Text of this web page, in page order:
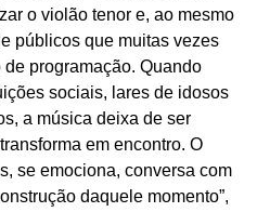
o violão tenor e, ao mesmo
públicos que muitas vezes
programação. Quando
sociais, lares de idosos
a música deixa de ser
em encontro. O
se emociona, conversa com
daquele momento”,